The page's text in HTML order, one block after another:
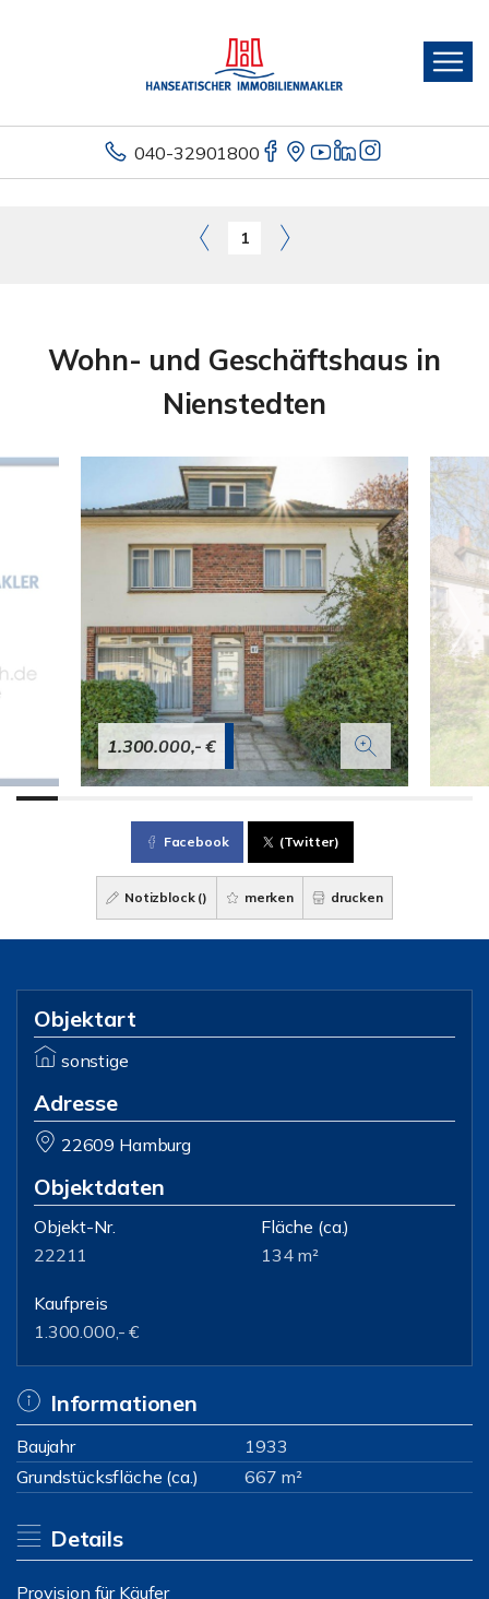
040-32901800
1
Wohn- und Geschäftshaus in
Nienstedten
1.300.000,- €
Facebook (Twitter)
Notizblock () merken drucken
Objektart
sonstige
Adresse
22609 Hamburg
Objektdaten
Objekt-Nr.
22211
Fläche (ca.)
134 m²
Kaufpreis
1.300.000,- €
Informationen
Baujahr
1933
Grundstücksfläche (ca.)
667 m²
Details
Provision für Käufer